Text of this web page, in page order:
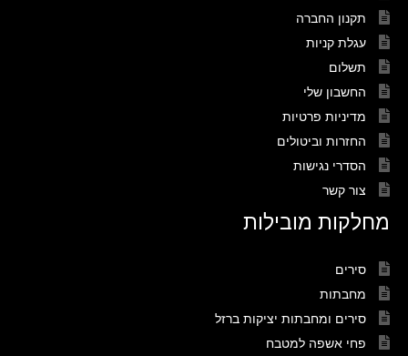
תקנון החברה
עגלת קניות
תשלום
החשבון שלי
מדיניות פרטיות
החזרות וביטולים
הסדרי נגישות
צור קשר
מחלקות מובילות
סירים
מחבתות
סירים ומחבתות יציקות ברזל
פחי אשפה למטבח